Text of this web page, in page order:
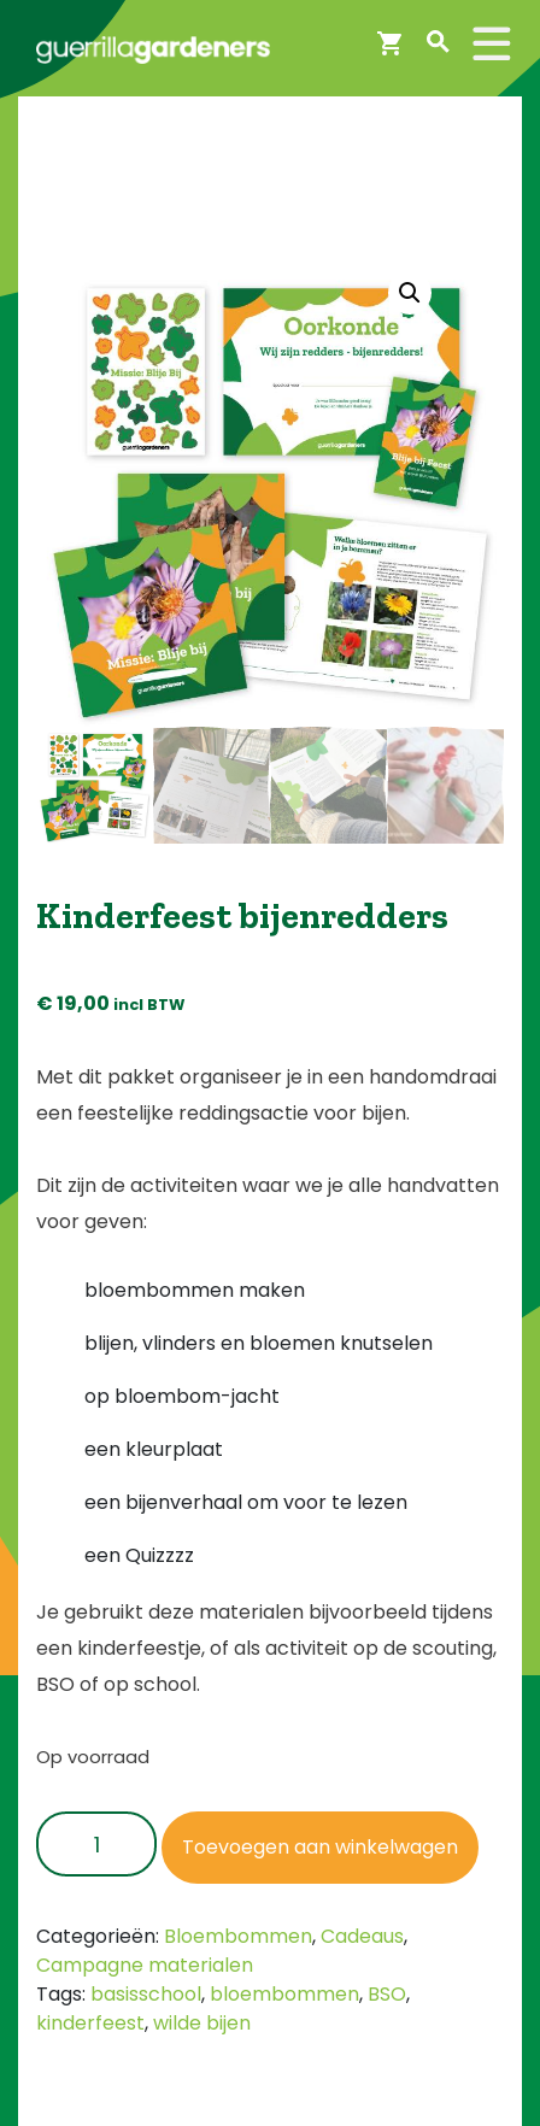
Webshop
Op de kaart
Doneer
Brigades
Blog
Over ons
Contact
Kinderfeest bijenredders
€19,00 incl BTW
Met dit pakket organiseer je in een handomdraai
een feestelijke reddingsactie voor bijen.
Dit zijn de activiteiten waar we je alle handvatten
voor geven:
bloembommen maken
blijen, vlinders en bloemen knutselen
op bloembom-jacht
een kleurplaat
een bijenverhaal om voor te lezen
een Quizzzz
Je gebruikt deze materialen bijvoorbeeld tijdens
een kinderfeestje, of als activiteit op de scouting,
BSO of op school.
Op voorraad
Kinderfeest
bijenredders Toevoegen aan winkelwagen
Categorieën: Bloembommen,Cadeaus,
Campagne materialen
Tags: basisschool, bloembommen, BSO,
kinderfeest,wilde bijen